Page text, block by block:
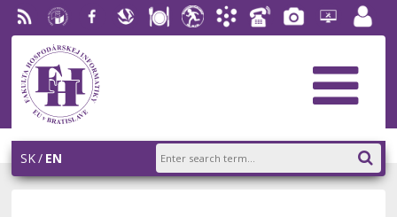
RSS University
of
Economics
in
Bratislava
Facebook
SlovakDiningStudentAcademic
PhoneGalleryHelpdesk
EUBAportal
SK EN